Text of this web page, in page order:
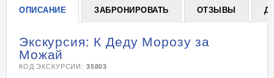
ОПИСАНИЕ ЗАБРОНИРОВАТЬ ОТЗЫВЫ
Экскурсия: К Деду Морозу за
Можай
КОД ЭКСКУРСИИ: 35803